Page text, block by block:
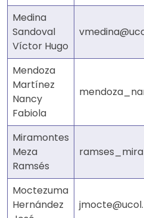
Medina
Sandoval
Víctor Hugo
Mendoza
Martínez
Nancy
Fabiola
Miramontes
Meza
Ramsés
Moctezuma
Hernández